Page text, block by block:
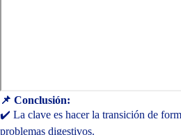
📌 Conclusión:
✔️ La clave es hacer la transición de
problemas digestivos.